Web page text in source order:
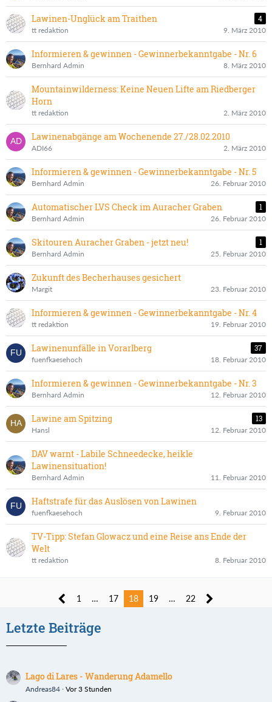
Lawinen-Unglück am Traithen 4
tt redaktion 9. März 2010
Informieren & gewinnen - Gewinnerbekanntgabe - Nr. 6
Bernhard Admin 8. März 2010
Mountainwilderness: Keine Neuen Lifte am Riedberger
Horn
tt redaktion 2. März 2010
Lawinenabgänge am Wochenende 27./28.02.2010
ADI66 2. März 2010
Informieren & gewinnen - Gewinnerbekanntgabe - Nr. 5
Bernhard Admin 26. Februar 2010
Automatischer LVS Check im Auracher Graben 1
Bernhard Admin 26. Februar 2010
Skitouren Auracher Graben - jetzt neu! 1
Bernhard Admin 25. Februar 2010
Zukunft des Becherhauses gesichert
Margit 23. Februar 2010
Informieren & gewinnen - Gewinnerbekanntgabe - Nr. 4
tt redaktion 19. Februar 2010
Lawinenunfälle in Vorarlberg 37
fuenfkaesehoch 18. Februar 2010
Informieren & gewinnen - Gewinnerbekanntgabe - Nr. 3
Bernhard Admin 12. Februar 2010
Lawine am Spitzing 13
Hansl 12. Februar 2010
DAV warnt - Labile Schneedecke, heikle
Lawinensituation!
Bernhard Admin 11. Februar 2010
Haftstrafe für das Auslösen von Lawinen
fuenfkaesehoch 9. Februar 2010
TV-Tipp: Stefan Glowacz und eine Reise ans Ende der
Welt
tt redaktion 8. Februar 2010
1 … 17 18 19 … 22
Letzte Beiträge
Lago di Lares - Wanderung Adamello
Andreas84 Vor 3 Stunden